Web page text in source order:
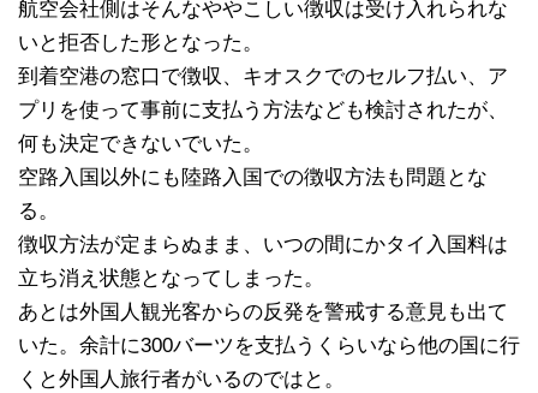
航空会社側はそんなややこしい徴収は受け入れられな
いと拒否した形となった。
到着空港の窓口で徴収、キオスクでのセルフ払い、ア
プリを使って事前に支払う方法なども検討されたが、
何も決定できないでいた。
空路入国以外にも陸路入国での徴収方法も問題とな
る。
徴収方法が定まらぬまま、いつの間にかタイ入国料は
立ち消え状態となってしまった。
あとは外国人観光客からの反発を警戒する意見も出て
いた。余計に300バーツを支払うくらいなら他の国に行
くと外国人旅行者がいるのではと。